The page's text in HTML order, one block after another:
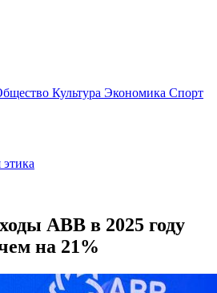
Культура Экономика Спорт
ABB в 2025 году
на 21%